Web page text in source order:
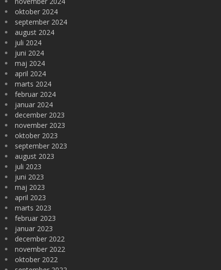
oktober 2024
september 2024
august 2024
juli 2024
juni 2024
maj 2024
april 2024
marts 2024
februar 2024
januar 2024
december 2023
november 2023
oktober 2023
september 2023
august 2023
juli 2023
juni 2023
maj 2023
april 2023
marts 2023
februar 2023
januar 2023
december 2022
november 2022
oktober 2022